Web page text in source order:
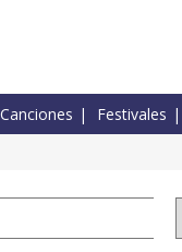
Canciones Festivales